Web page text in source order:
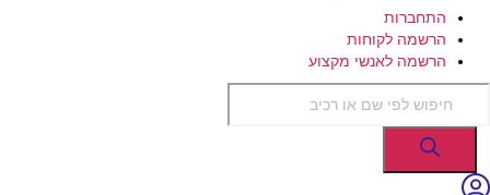
התחברות
הרשמה לקוחות
הרשמה לאנשי מקצוע
search